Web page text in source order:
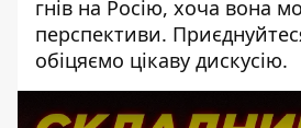
гнів на Росію, хоча вона
перспективи.
обіцяємо цікаву дискусію.